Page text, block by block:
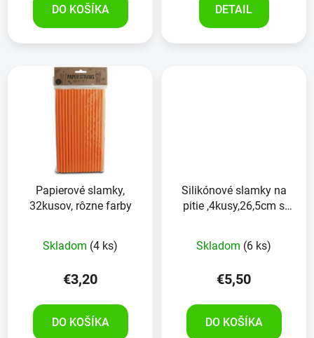
DO KOŠÍKA DETAIL
Papierové slamky,
32kusov, rôzne farby
Skladom (4 ks)
€3,20
DO KOŠÍKA
Silikónové slamky na
pitie ,4kusy,26,5cm s
Skladom (6 ks)
€5,50
DO KOŠÍKA